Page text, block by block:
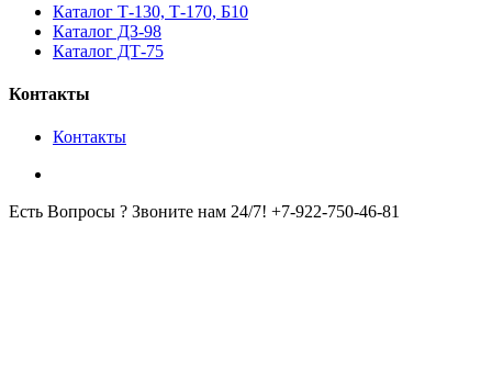
Каталог Т-130, Т-170, Б10
Каталог ДЗ-98
Каталог ДТ-75
Контакты
Контакты
Есть Вопросы ? Звоните нам 24/7! +7-922-750-46-81